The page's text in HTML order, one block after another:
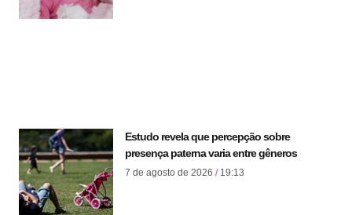
Estudo revela que percepção sobre
presença paterna varia entre gêneros
7 de agosto de 2026 19:13